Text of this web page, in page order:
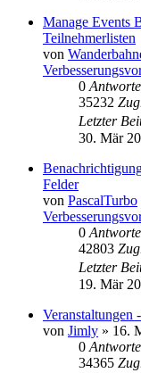
Manage Events
Teilnehmerlisten
von
0
35232
Letzter
30. Mär
Felder
von PascalTurbo
0
42803
Letzter
19. Mär
Veranstaltungen
von Jimly » 16.
0
34365